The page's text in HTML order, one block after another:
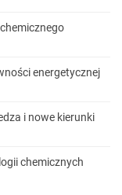
energetycznej
i nowe kierunki
chemicznych